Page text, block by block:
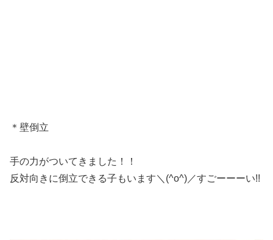
＊壁倒立
手の力がついてきました！！
反対向きに倒立できる子もいます＼(^o^)／すごーーーい!!